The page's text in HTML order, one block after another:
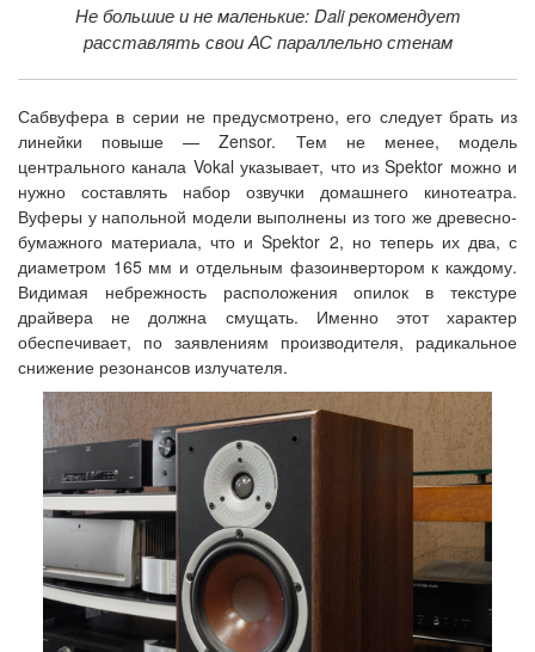
Не большие и не маленькие: Dali рекомендует
расставлять свои АС параллельно стенам
Сабвуфера в серии не предусмотрено, его следует брать из
линейки повыше — Zensor. Тем не менее, модель
центрального канала Vokal указывает, что из Spektor можно и
нужно составлять набор озвучки домашнего кинотеатра.
Вуферы у напольной модели выполнены из того же древесно-
бумажного материала, что и Spektor 2, но теперь их два, с
диаметром 165 мм и отдельным фазоинвертором к каждому.
Видимая небрежность расположения опилок в текстуре
драйвера не должна смущать. Именно этот характер
обеспечивает, по заявлениям производителя, радикальное
снижение резонансов излучателя.